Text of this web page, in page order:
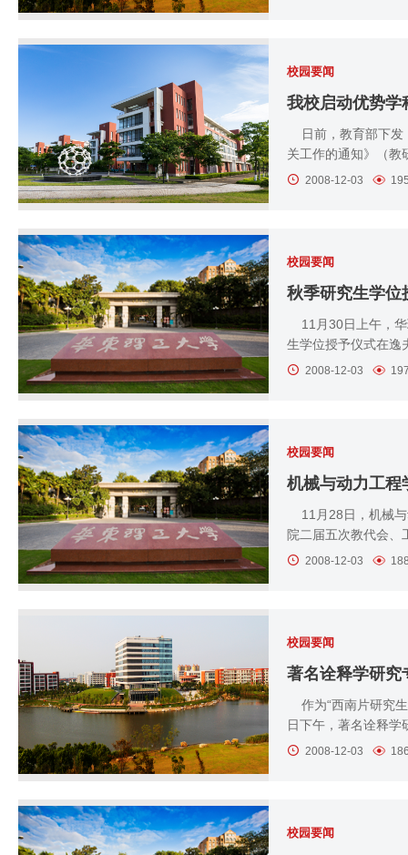
校园要闻
我校启动优势学
日前，教育部下发
关工作的通知》（教
2008-12-03
校园要闻
秋季研究生学位
11月30日上午，华
生学位授予仪式在逸
2008-12-03
校园要闻
机械与动力工程
11月28日，机械与
院二届五次教代会、
2008-12-03
校园要闻
著名诠释学研究
作为“西南片研究
日下午，著名诠释学
2008-12-03
校园要闻